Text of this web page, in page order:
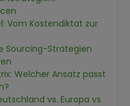
Vom Kostendiktat zur
Sourcing-Strategien
Welcher Ansatz passt
vs. Europa vs.